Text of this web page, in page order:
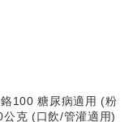
100 糖尿病適用 (粉
克 (口飲/管灌適用)